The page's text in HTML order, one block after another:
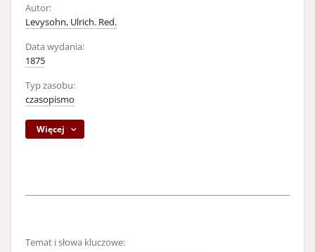
Autor:
Levysohn, Ulrich. Red.
Data wydania:
1875
Typ zasobu:
czasopismo
Więcej
Temat i słowa kluczowe: